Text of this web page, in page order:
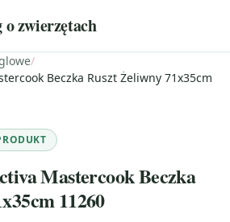
zwierzętach
/
Beczka Ruszt Żeliwny 71x35cm
Mastercook Beczka
11260